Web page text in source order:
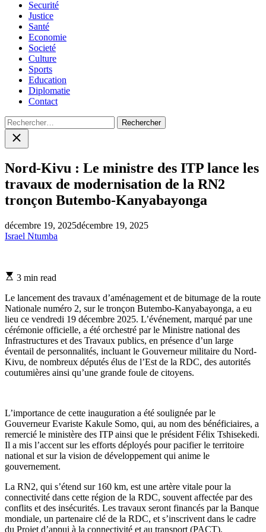
Securité
Justice
Santé
Economie
Societé
Culture
Sports
Education
Diplomatie
Contact
Rechercher :
Close
search
Nord-Kivu : Le ministre des ITP lance les
travaux de modernisation de la RN2
tronçon Butembo-Kanyabayonga
décembre 19, 2025décembre 19, 2025
Israel Ntumba
Estimated
time
3 min read
Le lancement des travaux d’aménagement et de bitumage de la route
Nationale numéro 2, sur le tronçon Butembo-Kanyabayonga, a eu
lieu ce vendredi 19 décembre 2025. L’événement, marqué par une
cérémonie officielle, a été orchestré par le Ministre national des
Infrastructures et des Travaux publics, en présence d’un large
éventail de personnalités, incluant le Gouverneur militaire du Nord-
Kivu, de nombreux députés élus de l’Est de la RDC, des autorités
coutumières ainsi qu’une grande foule de citoyens.
L’importance de cette inauguration a été soulignée par le
Gouverneur Evariste Kakule Somo, qui, au nom des bénéficiaires, a
remercié le ministère des ITP ainsi que le président Félix Tshisekedi.
Il a mis l’accent sur les efforts déployés pour pacifier le territoire
national et sur la vision de développement qui anime le
gouvernement.
La RN2, qui s’étend sur 160 km, est une artère vitale pour la
connectivité dans cette région de la RDC, souvent affectée par des
conflits et des insécurités. Les travaux seront financés par la Banque
mondiale, un partenaire clé de la RDC, et s’inscrivent dans le cadre
du Projet d’appui à la connectivité et au transport (PACT).